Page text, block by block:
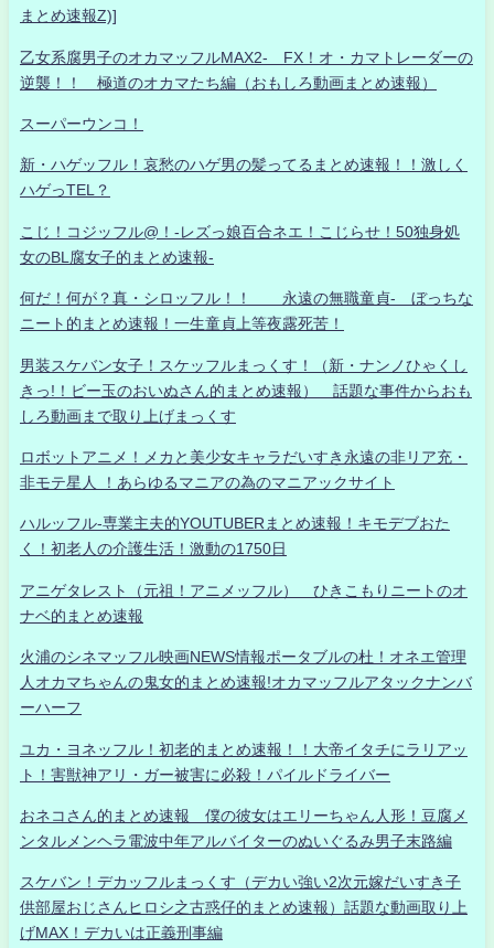
まとめ速報Z)]
乙女系腐男子のオカマッフルMAX2- FX！オ・カマトレーダーの
逆襲！！ 極道のオカマたち編（おもしろ動画まとめ速報）
スーパーウンコ！
新・ハゲッフル！哀愁のハゲ男の髪ってるまとめ速報！！激しく
ハゲっTEL？
こじ！コジッフル@！-レズっ娘百合ネエ！こじらせ！50独身処
女のBL腐女子的まとめ速報-
何だ！何が？真・シロッフル！！ 永遠の無職童貞- ぼっちな
ニート的まとめ速報！一生童貞上等夜露死苦！
男装スケバン女子！スケッフルまっくす！（新・ナンノひゃくし
きっ!！ビー玉のおいぬさん的まとめ速報） 話題な事件からおも
しろ動画まで取り上げまっくす
ロボットアニメ！メカと美少女キャラだいすき永遠の非リア充・
非モテ星人 ！あらゆるマニアの為のマニアックサイト
ハルッフル-専業主夫的YOUTUBERまとめ速報！キモデブおた
く！初老人の介護生活！激動の1750日
アニゲタレスト（元祖！アニメッフル） ひきこもりニートのオ
ナベ的まとめ速報
火浦のシネマッフル映画NEWS情報ポータブルの杜！オネエ管理
人オカマちゃんの鬼女的まとめ速報!オカマッフルアタックナンバ
ーハーフ
ユカ・ヨネッフル！初老的まとめ速報！！大帝イタチにラリアッ
ト！害獣神アリ・ガー被害に必殺！パイルドライバー
おネコさん的まとめ速報 僕の彼女はエリーちゃん人形！豆腐メ
ンタルメンヘラ電波中年アルバイターのぬいぐるみ男子末路編
スケバン！デカッフルまっくす（デカい強い2次元嫁だいすき子
供部屋おじさんヒロシ之古惑仔的まとめ速報）話題な動画取り上
げMAX！デカいは正義刑事編